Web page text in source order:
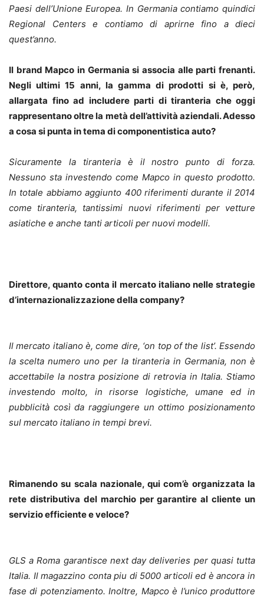
Paesi dell’Unione Europea. In Germania contiamo quindici
Regional Centers e contiamo di aprirne fino a dieci
quest’anno.
Il brand Mapco in Germania si associa alle parti frenanti.
Negli ultimi 15 anni, la gamma di prodotti si è, però,
allargata fino ad includere parti di tiranteria che oggi
rappresentano oltre la metà dell’attività aziendali. Adesso
a cosa si punta in tema di componentistica auto?
Sicuramente la tiranteria è il nostro punto di forza.
Nessuno sta investendo come Mapco in questo prodotto.
In totale abbiamo aggiunto 400 riferimenti durante il 2014
come tiranteria, tantissimi nuovi riferimenti per vetture
asiatiche e anche tanti articoli per nuovi modelli.
Direttore, quanto conta il mercato italiano nelle strategie
d’internazionalizzazione della company?
Il mercato italiano è, come dire, ‘on top of the list’. Essendo
la scelta numero uno per la tiranteria in Germania, non è
accettabile la nostra posizione di retrovia in Italia. Stiamo
investendo molto, in risorse logistiche, umane ed in
pubblicità così da raggiungere un ottimo posizionamento
sul mercato italiano in tempi brevi.
Rimanendo su scala nazionale, qui com’è organizzata la
rete distributiva del marchio per garantire al cliente un
servizio efficiente e veloce?
GLS a Roma garantisce next day deliveries per quasi tutta
Italia. Il magazzino conta piu di 5000 articoli ed è ancora in
fase di potenziamento. Inoltre, Mapco è l’unico produttore